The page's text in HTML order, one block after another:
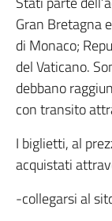
Gran Bretagna
di Monaco;
del Vaticano.
debbano
con transito
I biglietti, al
acquistati
-collegarsi al